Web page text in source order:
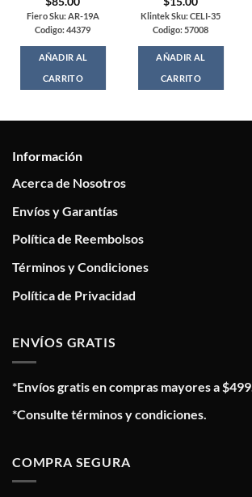
Fiero Sku: AR-19A
Codigo: 44379
AÑADIR AL
CARRITO
Klintek Sku: CELI-35
Codigo: 57008
AÑADIR AL
CARRITO
Información
Acerca de Nosotros
Envíos y Garantías
Política de Reembolsos
Términos y Condiciones
Política de Privacidad
ENVÍOS GRATIS
*Envíos gratis en compras mayores a $499.
*Consulte términos y condiciones.
COMPRA SEGURA